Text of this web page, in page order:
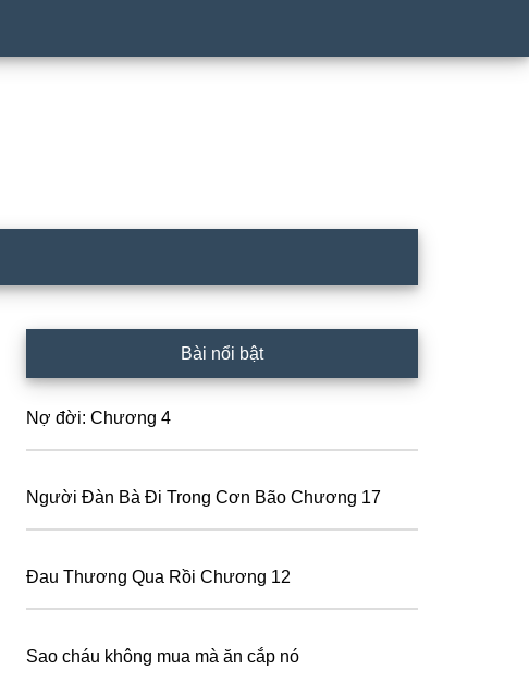
Sidebar
Bài nổi bật
Nợ đời: Chương 4
Người Đàn Bà Đi Trong Cơn Bão Chương 17
Đau Thương Qua Rồi Chương 12
Sao cháu không mua mà ăn cắp nó